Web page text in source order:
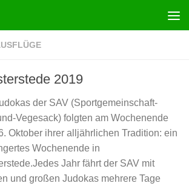
2019
der SAV (Sportgemeinschaft-
Vegesack) folgten am Wochenende
Oktober ihrer alljährlichen Tradition: ein
Wochenende in
Jahr fährt der SAV mit
und großen Judokas mehrere Tage